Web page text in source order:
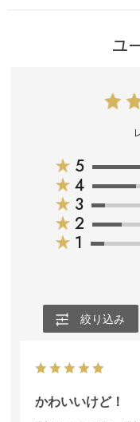
ユ
★ 5
★ 4
★ 3
★ 2
★ 1
絞り込み
かわいいけど！